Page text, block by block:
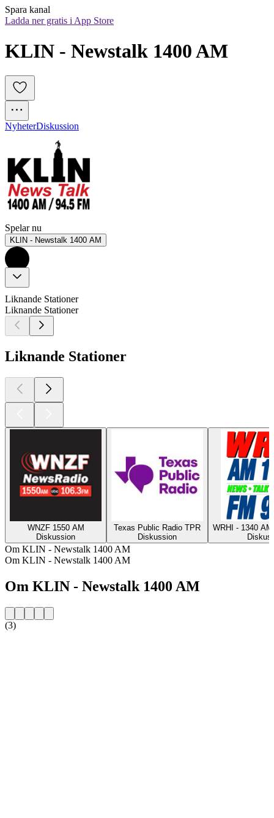
Spara kanal
Ladda ner gratis i App Store
KLIN - Newstalk 1400 AM
NyheterDiskussion
Spelar nu
KLIN - Newstalk 1400 AM
Liknande Stationer
Liknande Stationer
Liknande Stationer
WNZF 1550 AM
Diskussion
Texas Public Radio TPR
Diskussion
WRHI - 1340
Om KLIN - Newstalk 1400 AM
Om KLIN - Newstalk 1400 AM
Om KLIN - Newstalk 1400 AM
(3)